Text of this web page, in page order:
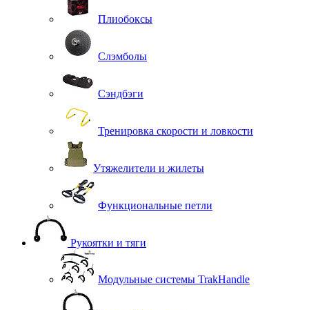
Плиобоксы
Слэмболы
Сэндбэги
Тренировка скорости и ловкости
Утяжелители и жилеты
Функциональные петли
Рукоятки и тяги
Модульные системы TrakHandle